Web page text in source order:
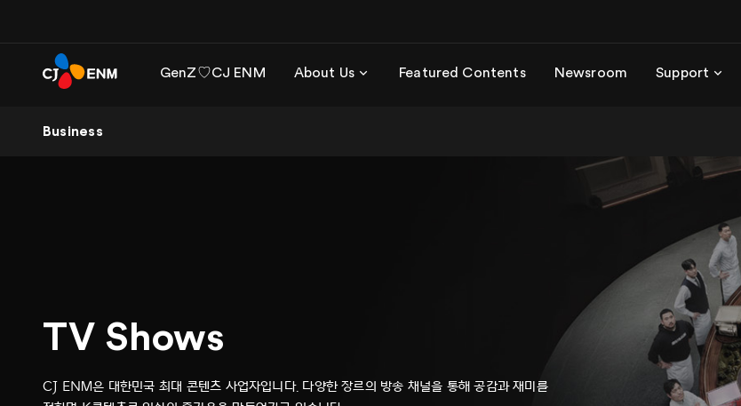
GenZ♡CJ ENM About Us Featured Contents Newsroom Support
Business
TV Shows
CJ ENM은 대한민국 최대 콘텐츠 사업자입니다. 다양한 장르의 방송 채널을 통해 공감과 재미를